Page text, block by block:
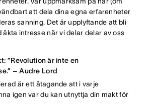
att dela dina egna erfarenheter
sanning. Det är upplyftande att bli
äkta intresse när vi delar delar av oss
”Revolution är inte en
– Audre Lord
är ett åtagande att i varje
igen var du kan utnyttja din makt för